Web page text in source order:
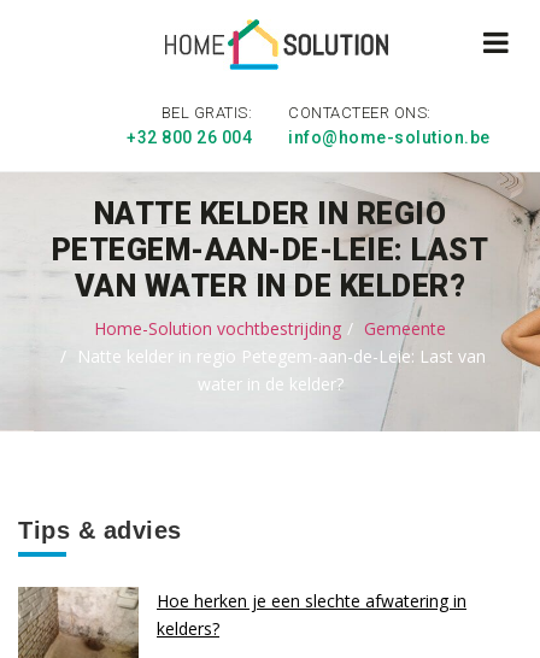
BEL GRATIS:
+32 800 26 004
CONTACTEER ONS:
info@home-solution.be
NATTE KELDER IN REGIO
PETEGEM-AAN-DE-LEIE: LAST
VAN WATER IN DE KELDER?
Home-Solution vochtbestrijding
Gemeente
Natte kelder in regio Petegem-aan-de-Leie: Last van
water in de kelder?
Tips & advies
Hoe herken je een slechte afwatering in
kelders?